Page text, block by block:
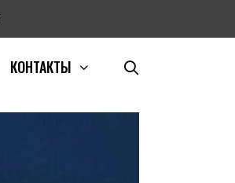
КОНТАКТЫ